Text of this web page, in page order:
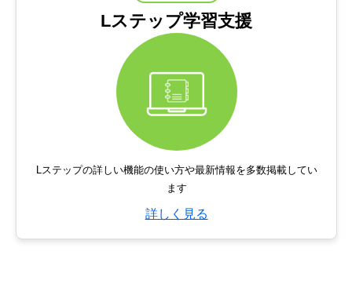
Lステップ学習支援
Lステップの詳しい機能の使い方や最新情報を多数掲載してい
ます
詳しく見る